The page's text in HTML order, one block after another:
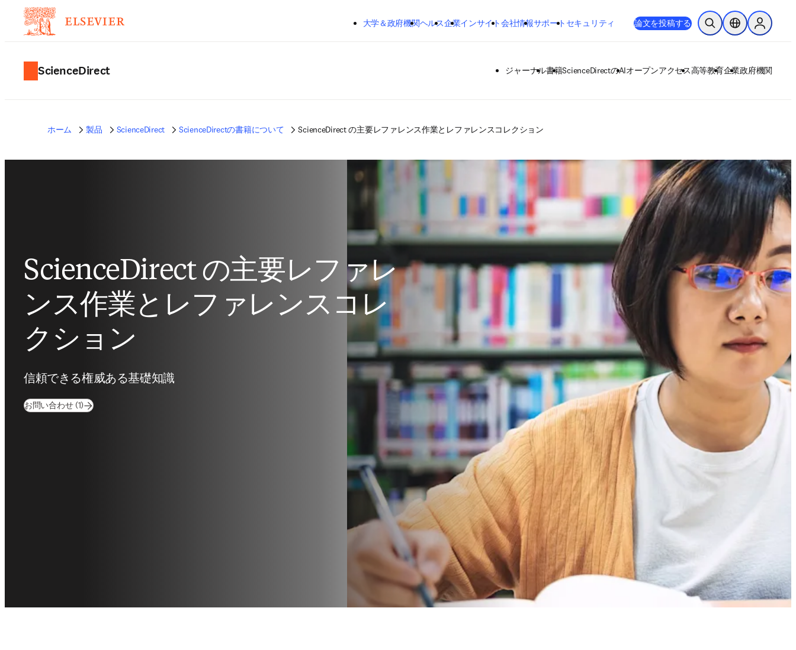
メインのコンテンツにスキップする
大学＆政府機関ヘルス企業インサイト会社情報サポート 新しいタブ／ウィンドウで開く
opens in new tab/window
セキュリティ 論文を投稿する 検索を開くロケーションセ
Sign in to
ScienceDirect ジャーナル書籍ScienceDirectのAIオープンアクセス高等教育企業政府機関
ホーム 製品 ScienceDirect ScienceDirectの書籍について ScienceDirect の主要レファレンス作業とレファレンスコレクション
ScienceDirect の主要レファレ
ンス作業とレファレンスコレ
クション
信頼できる権威ある基礎知識
お問い合わせ (1)